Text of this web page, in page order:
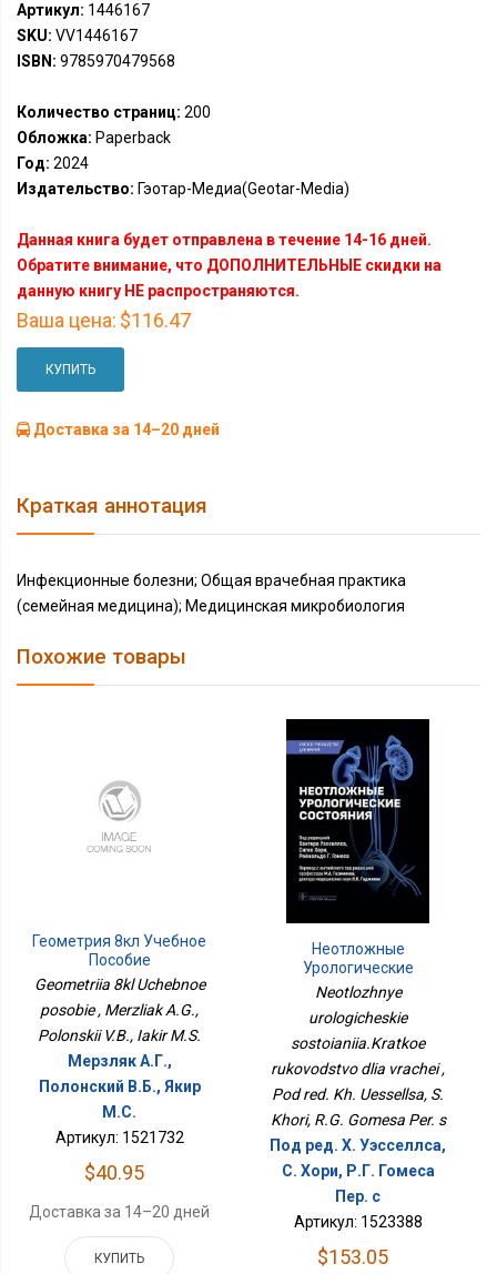
Артикул: 1446167
SKU: VV1446167
ISBN: 9785970479568
Количество страниц: 200
Обложка: Paperback
Год: 2024
Издательство: Гэотар-Медиа(Geotar-Media)
Данная книга будет отправлена в течение 14-16 дней.
Обратите внимание, что ДОПОЛНИТЕЛЬНЫЕ скидки на
данную книгу НЕ распространяются.
Ваша цена: $116.47
КУПИТЬ
Доставка за 14–20 дней
Краткая аннотация
Инфекционные болезни; Общая врачебная практика
(семейная медицина); Медицинская микробиология
Похожие товары
Геометрия 8кл Учебное
Пособие
Geometriia 8kl Uchebnoe
posobie , Merzliak A.G.,
Polonskii V.B., Iakir M.S.
Мерзляк А.Г.,
Полонский В.Б., Якир
М.С.
Артикул: 1521732
$40.95
Доставка за 14–20 дней
КУПИТЬ
Неотложные
Урологические
Состояния.Краткое
Руководство Для
Врачей
Neotlozhnye
urologicheskie
sostoianiia.Kratkoe
rukovodstvo dlia vrachei ,
Pod red. Kh. Uessellsa, S.
Khori, R.G. Gomesa Per. s
Под ред. Х. Уэсселлса,
С. Хори, Р.Г. Гомеса
Пер. с
Артикул: 1523388
$153.05